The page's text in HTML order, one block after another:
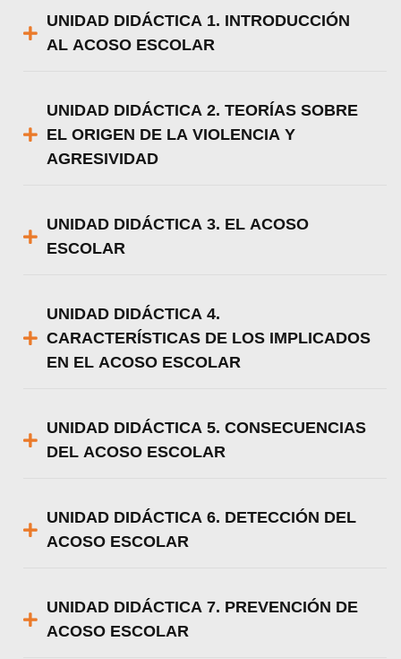
UNIDAD DIDÁCTICA 1. INTRODUCCIÓN
AL ACOSO ESCOLAR
UNIDAD DIDÁCTICA 2. TEORÍAS SOBRE
EL ORIGEN DE LA VIOLENCIA Y
AGRESIVIDAD
UNIDAD DIDÁCTICA 3. EL ACOSO
ESCOLAR
UNIDAD DIDÁCTICA 4.
CARACTERÍSTICAS DE LOS IMPLICADOS
EN EL ACOSO ESCOLAR
UNIDAD DIDÁCTICA 5. CONSECUENCIAS
DEL ACOSO ESCOLAR
UNIDAD DIDÁCTICA 6. DETECCIÓN DEL
ACOSO ESCOLAR
UNIDAD DIDÁCTICA 7. PREVENCIÓN DE
ACOSO ESCOLAR